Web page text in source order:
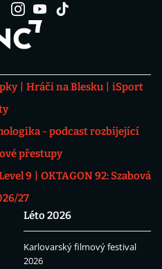
Hráči na Blesku
iSport
- podcast rozbíjející
přestupy
9
OKTAGON 92: Szabová
27
Léto 2026
Karlovarský filmový festival
2026